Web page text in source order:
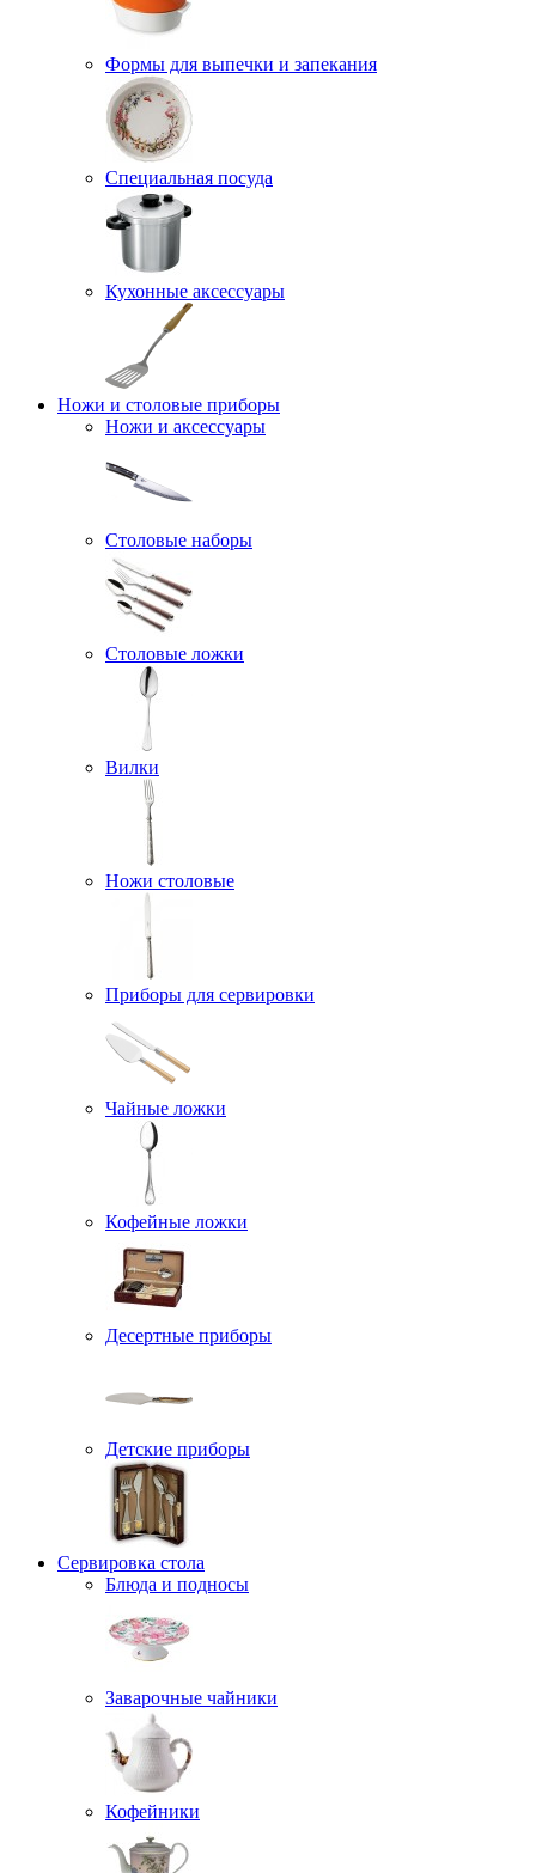
Формы для выпечки и запекания
Специальная посуда
Кухонные аксессуары
Ножи и столовые приборы
Ножи и аксессуары
Столовые наборы
Столовые ложки
Вилки
Ножи столовые
Приборы для сервировки
Чайные ложки
Кофейные ложки
Десертные приборы
Детские приборы
Сервировка стола
Блюда и подносы
Заварочные чайники
Кофейники